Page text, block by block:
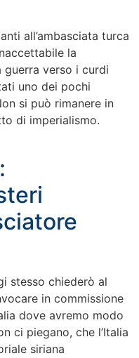
all’ambasciata turca
la
verso i curdi
uno dei pochi
si può rimanere in
di imperialismo.
stesso chiederò al
in commissione
dove avremo modo
ci piegano, che l’Italia
siriana